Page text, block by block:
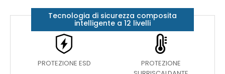
Tecnologia di sicurezza composita
intelligente a 12 livelli
PROTEZIONE ESD
PROTEZIONE